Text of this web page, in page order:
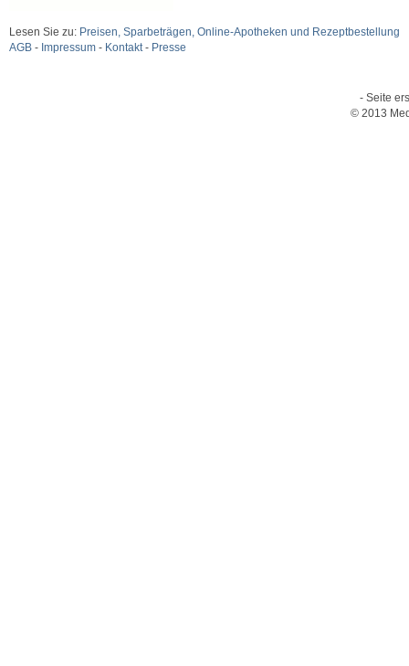
Lesen Sie zu: Preisen, Sparbeträgen, Online-Apotheken und Rezeptbestellung
AGB - Impressum - Kontakt- Presse
- Seite
© 2013